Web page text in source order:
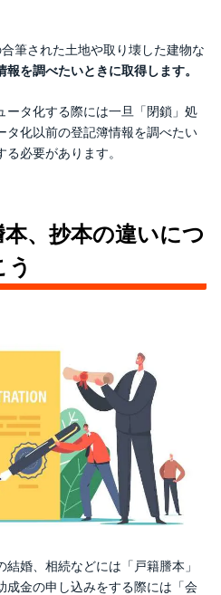
筆された土地や取り壊した建物な
を調べたいときに取得します。
ータ化する際には一旦「閉鎖」処
タ化以前の登記簿情報を調べたい
必要があります。
、抄本の違いにつ
う
婚、相続などには「戸籍謄本」
成金の申し込みをする際には「会